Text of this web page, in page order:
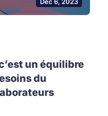
un équilibre
du